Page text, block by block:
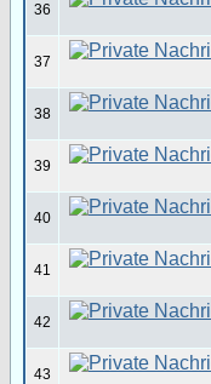
36
37
38
39
40
41
42
43